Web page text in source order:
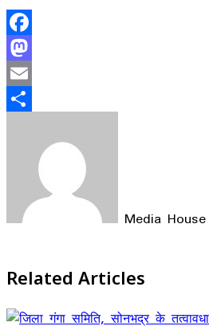
Facebook
Mastodon
Email
Media
Related Articles